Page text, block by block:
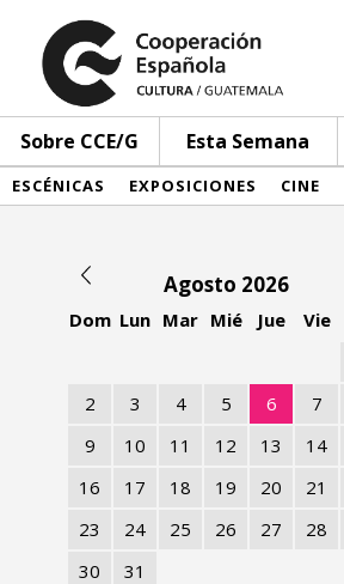
Sobre CCE/G Esta Semana
ESCÉNICAS EXPOSICIONES CINE
Agosto 2026
Dom Lun Mar Mié Jue Vie
2
3 4 5 6 7
9
10 11 12 13 14
16
17 18 19 20 21
23
24 25 26 27 28
30
31